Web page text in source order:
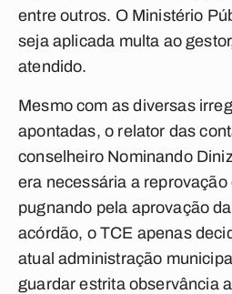
entre outros. O Ministério
seja aplicada multa ao
atendido.
Mesmo com as diversas
apontadas, o relator das
conselheiro Nominando
era necessária a reprovação
pugnando pela aprovação
acórdão, o TCE apenas
atual administração
guardar estrita observância